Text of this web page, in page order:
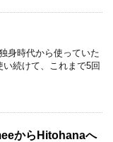
身時代から使っていた
続けて、これまで5回
からHitohanaへ